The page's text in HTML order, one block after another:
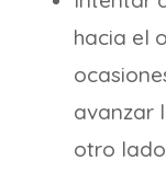
hacia el
avanzar
otro